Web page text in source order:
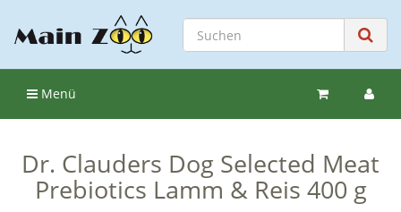
Menü
Dr. Clauders Dog Selected Meat
Prebiotics Lamm & Reis 400 g